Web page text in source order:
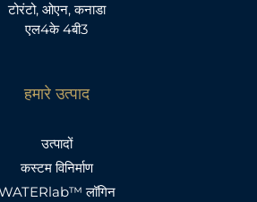
टोरंटो, ओएन, कनाडा
एल4के 4बी3
हमारे उत्पाद
उत्पादों
कस्टम विनिर्माण
लॉगिन